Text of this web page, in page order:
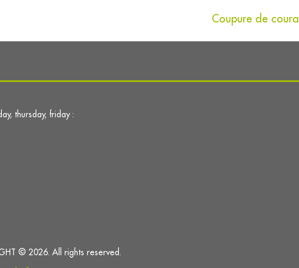
Coupure de
thursday, friday :
© 2026. All rights reserved.